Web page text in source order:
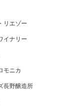
リエゾー
イナリー
モニカ
長野醸造所